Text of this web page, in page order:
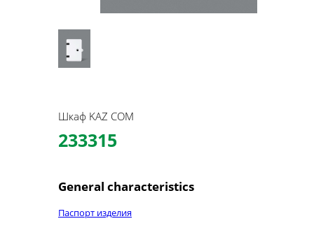
Шкаф KAZ COM
233315
General characteristics
Паспорт изделия